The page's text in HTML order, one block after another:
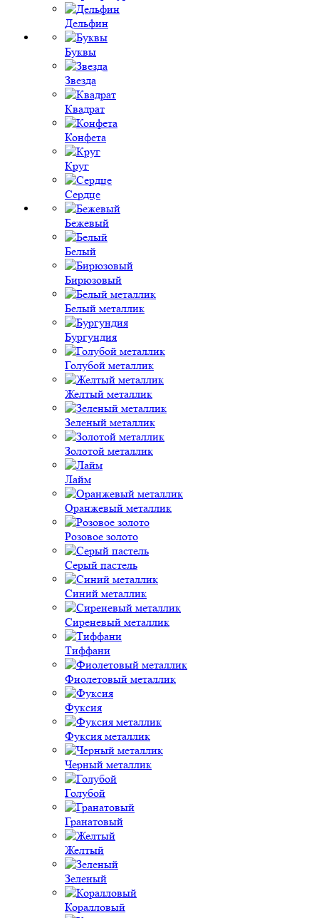
Дельфин
Буквы
Звезда
Квадрат
Конфета
Круг
Сердце
Бежевый
Белый
Бирюзовый
Белый металлик
Бургундия
Голубой металлик
Желтый металлик
Зеленый металлик
Золотой металлик
Лайм
Оранжевый металлик
Розовое золото
Серый пастель
Синий металлик
Сиреневый металлик
Тиффани
Фиолетовый металлик
Фуксия
Фуксия металлик
Черный металлик
Голубой
Гранатовый
Желтый
Зеленый
Коралловый